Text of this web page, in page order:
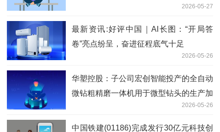
2026-05-27
最新资讯:好评中国｜AI长图：“开局答
卷”亮点纷呈，奋进征程底气十足
2026-05-26
华塑控股：子公司宏创智能投产的全自动
微钻粗精磨一体机用于微型钻头的生产加
2026-05-26
中国铁建(01186)完成发行30亿元科技创